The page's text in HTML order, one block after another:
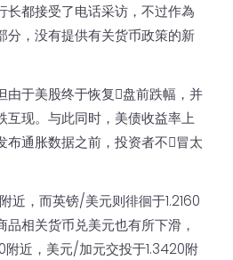
长都接受了电话采访，不过作為
分，没有提供有关货币政策的新
于美股终于恢复𫔭盘前跌幅，并
互现。与此同时，美债收益率上
通胀数据之前，投资者不𫖸冒太
近，而英镑/美元则徘徊于1.2160
相关货币兑美元也有所下滑，
近，美元/加元交投于1.3420附